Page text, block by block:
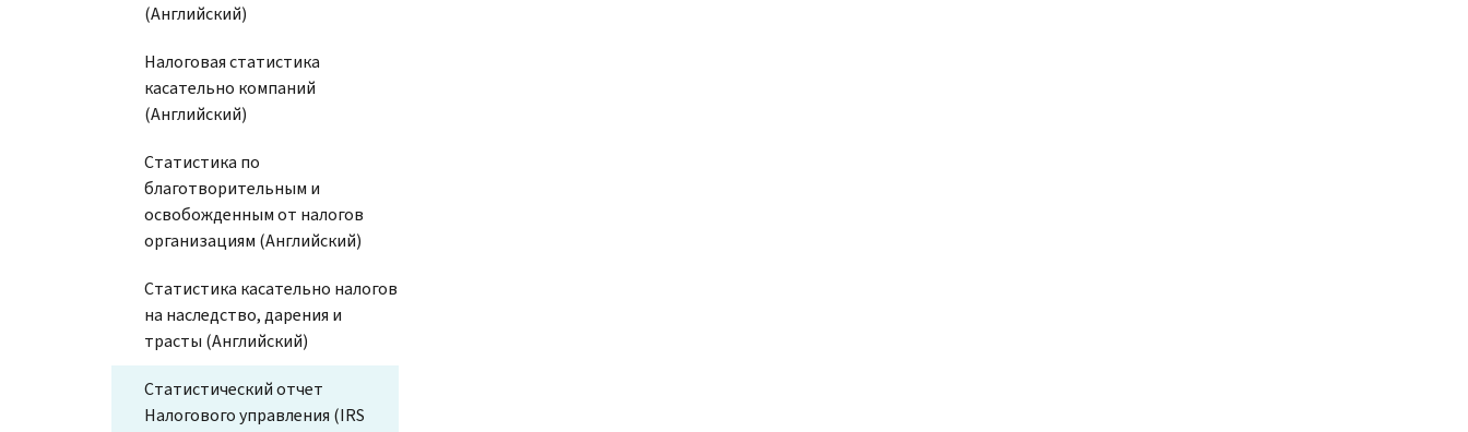
(Английский)
Налоговая статистика
касательно компаний
(Английский)
Статистика по
благотворительным и
освобожденным от налогов
организациям (Английский)
Статистика касательно налогов
на наследство, дарения и
трасты (Английский)
Статистический отчет
Налогового управления (IRS